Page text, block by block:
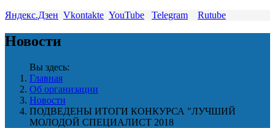
Яндекс.Дзен Vkontakte YouTube Telegram Rutube
Новости
Вы здесь:
Главная
Об организации
Новости
ПОДВЕДЕНЫ ИТОГИ КОНКУРСА "ЛУЧШИЙ
МОЛОДОЙ СПЕЦИАЛИСТ 2018